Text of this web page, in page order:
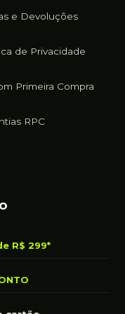
e Devoluções
de Privacidade
Primeira Compra
RPC
R$ 299*